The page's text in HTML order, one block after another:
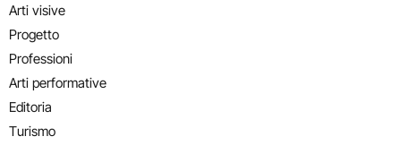
Arti visive
Progetto
Professioni
Arti performative
Editoria
Turismo